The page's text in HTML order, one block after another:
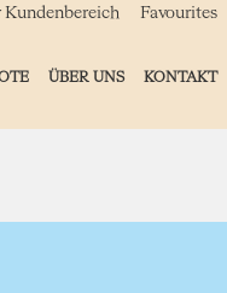
Favourites
Kundenbereich
ÜBER UNS KONTAKT